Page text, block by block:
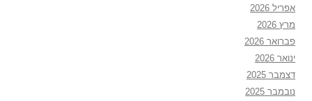
אפריל 2026
מרץ 2026
פברואר 2026
ינואר 2026
דצמבר 2025
נובמבר 2025